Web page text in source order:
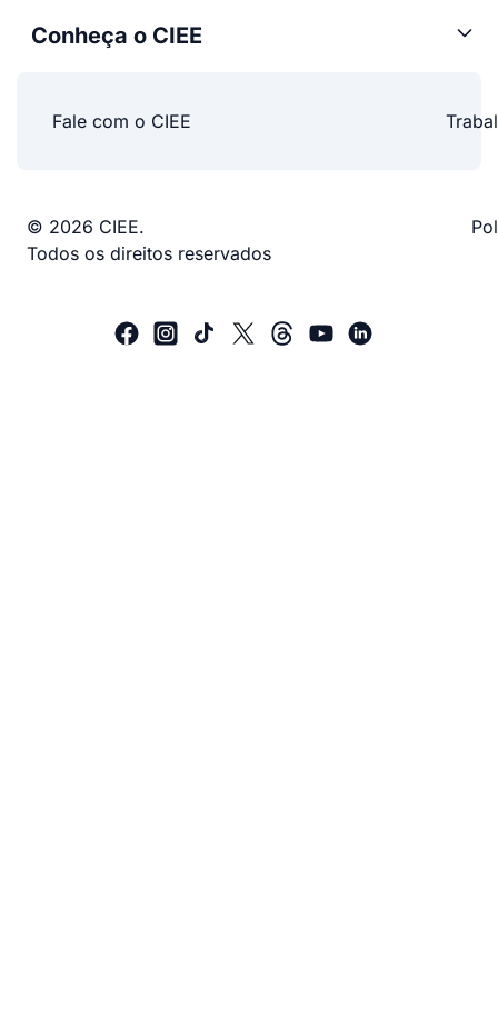
Conheça o CIEE
Fale com o CIEE
© 2026 CIEE.
Todos os direitos reservados